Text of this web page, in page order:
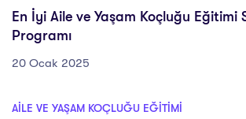
En İyi Aile ve Yaşam Koçluğu Eğitimi
Programı
20 Ocak 2025
AILE VE YAŞAM KOÇLUĞU EĞITIMI